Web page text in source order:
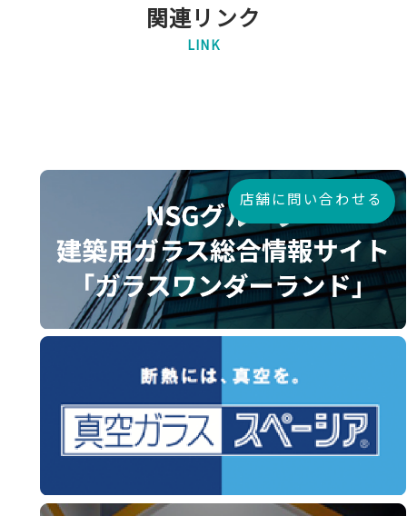
関連リンク
LINK
店舗に問い合わせる